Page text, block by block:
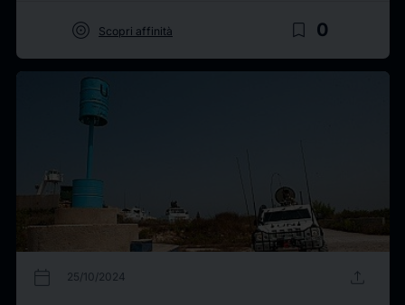
target Scopri affinità bookmark_border 0
calendar_today 25/10/2024 upload